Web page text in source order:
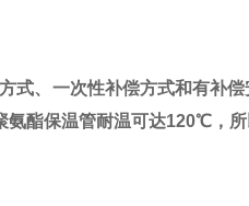
、一次性补偿方式和有补
酯保温管耐温可达120℃，所